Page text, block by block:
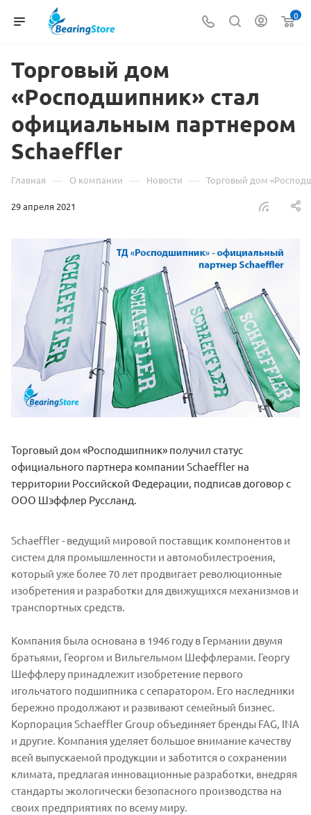
0
Торговый дом
«Росподшипник» стал
официальным партнером
Schaeffler
Главная — О компании — Новости — Торговый дом
29 апреля 2021
Торговый дом «Росподшипник» получил статус
официального партнера компании Schaeffler на
территории Российской Федерации, подписав договор с
ООО Шэффлер Руссланд.
Schaeffler - ведущий мировой поставщик компонентов и
систем для промышленности и автомобилестроения,
который уже более 70 лет продвигает революционные
изобретения и разработки для движущихся механизмов и
транспортных средств.
Компания была основана в 1946 году в Германии двумя
братьями, Георгом и Вильгельмом Шеффлерами. Георгу
Шеффлеру принадлежит изобретение первого
игольчатого подшипника с сепаратором. Его наследники
бережно продолжают и развивают семейный бизнес.
Корпорация Schaeffler Group объединяет бренды FAG, INA
и другие. Компания уделяет большое внимание качеству
всей выпускаемой продукции и заботится о сохранении
климата, предлагая инновационные разработки, внедряя
стандарты экологически безопасного производства на
своих предприятиях по всему миру.